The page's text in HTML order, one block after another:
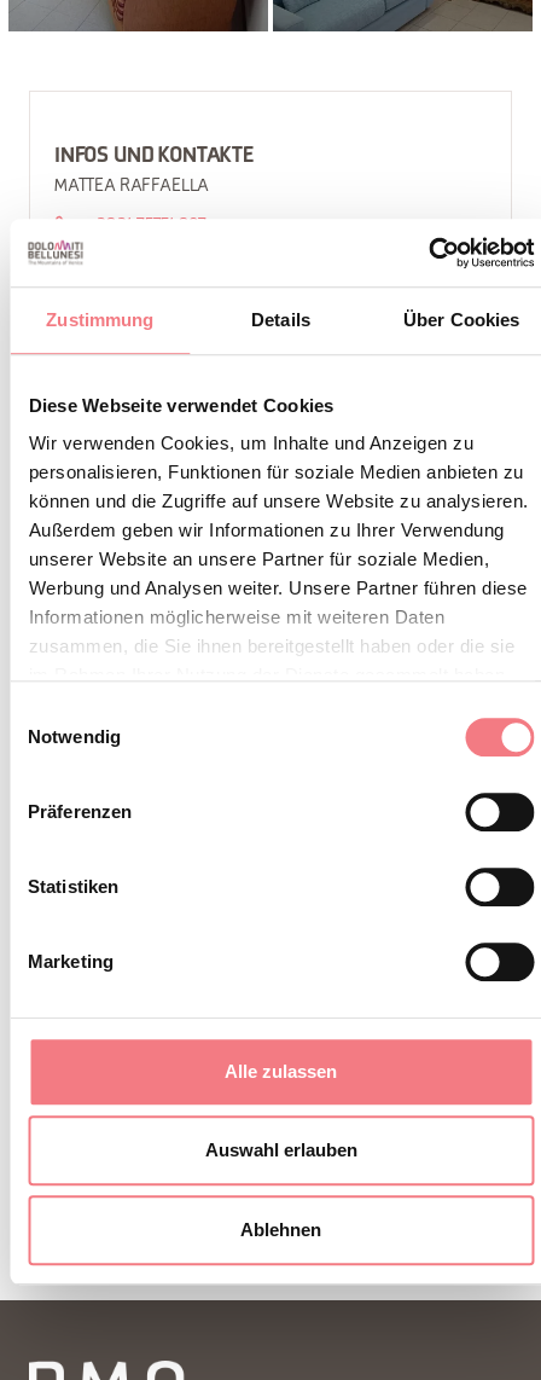
Zustimmung Details Über Cookies
Diese Webseite verwendet Cookies
Wir verwenden Cookies, um Inhalte und Anzeigen zu
personalisieren, Funktionen für soziale Medien anbieten zu
können und die Zugriffe auf unsere Website zu analysieren.
Außerdem geben wir Informationen zu Ihrer Verwendung
unserer Website an unsere Partner für soziale Medien,
Werbung und Analysen weiter. Unsere Partner führen diese
Informationen möglicherweise mit weiteren Daten
zusammen, die Sie ihnen bereitgestellt haben oder die sie
Notwendig
Präferenzen
Statistiken
Marketing
Alle zulassen
Auswahl erlauben
Ablehnen
INFOS UND KONTAKTE
MATTEA RAFFAELLA
https://bookingvalcomelico.it/appartamenti-
case/#/
BUCHEN
INFORMATIONEN ANFORDERN
Apartment in den Belluneser Dolomiten, im ersten
bestehend aus Küche, Schlafzimmer mit Doppelbett,
einem Doppelzimmer, einem Badezimmer mit Dusche